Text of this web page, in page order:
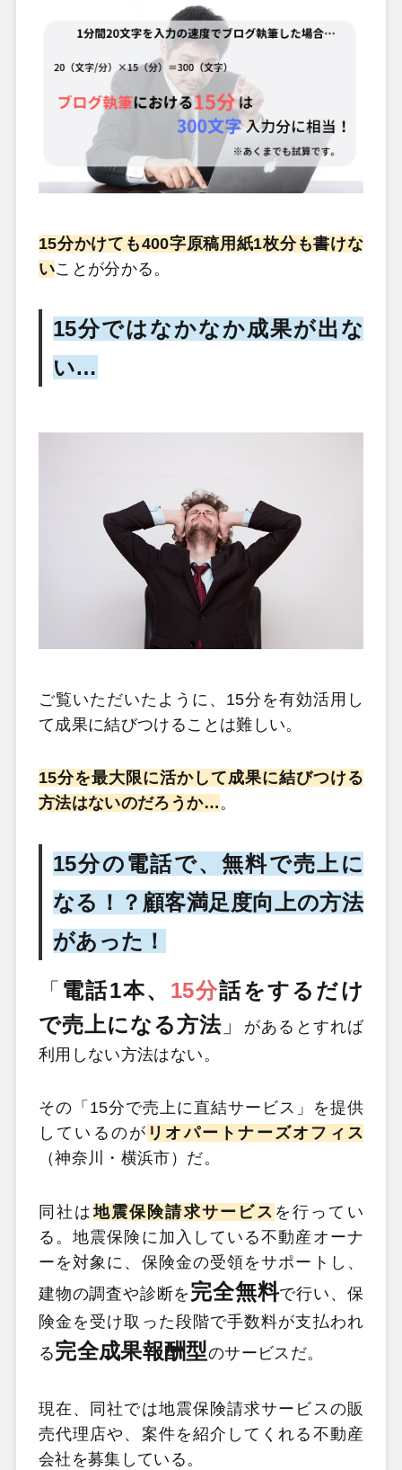
15分かけても400字原稿用紙1枚分も書けな
いことが分かる。
15分ではなかなか成果が出な
い…
ご覧いただいたように、15分を有効活用し
て成果に結びつけることは難しい。
15分を最大限に活かして成果に結びつける
方法はないのだろうか…。
15分の電話で、無料で売上に
なる！？顧客満足度向上の方法
があった！
「 電話1本、 15分話をするだけ
で売上になる方法 」
があるとすれば
利用しない方法はない。
その「15分で売上に直結サービス」を提供
しているのが リオパートナーズオフィス
（神奈川・横浜市）だ。
同社は地震保険請求サービス を行ってい
る。地震保険に加入している不動産オーナ
ーを対象に、保険金の受領をサポートし、
建物の調査や診断を 完全無料で行い、保
険金を受け取った段階で手数料が支払われ
る完全成果報酬型のサービスだ。
現在、同社では地震保険請求サービスの販
売代理店や、案件を紹介してくれる不動産
会社を募集している。